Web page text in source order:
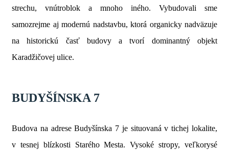
strechu, vnútroblok a mnoho iného. Vybudovali sme
samozrejme aj modernú nadstavbu, ktorá organicky nadväzuje
na historickú časť budovy a tvorí dominantný objekt
Karadžičovej ulice.
BUDYŠÍNSKA 7
Budova na adrese Budyšínska 7 je situovaná v tichej lokalite,
v tesnej blízkosti Starého Mesta. Vysoké stropy, veľkorysé